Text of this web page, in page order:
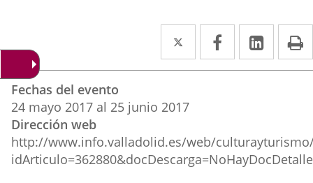
Twitter
Enlace
a
aplicación
externa.
Facebook
Enlace
a
externa.
Enlace
a
Datos
del
evento
Fechas del evento
24 mayo 2017 al 25 junio 2017
Dirección web
http://www.info.valladolid.es/web/